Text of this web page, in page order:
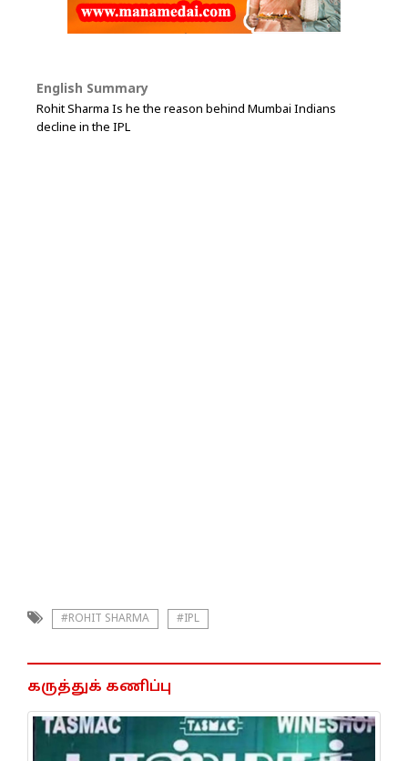
English Summary
Rohit Sharma Is he the reason behind Mumbai Indians
decline in the IPL
#ROHIT SHARMA #IPL
கருத்துக் கணிப்பு